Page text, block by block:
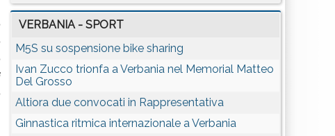
VERBANIA - SPORT
M5S su sospensione bike sharing
Ivan Zucco trionfa a Verbania nel Memorial Matteo
Del Grosso
Altiora due convocati in Rappresentativa
Ginnastica ritmica internazionale a Verbania